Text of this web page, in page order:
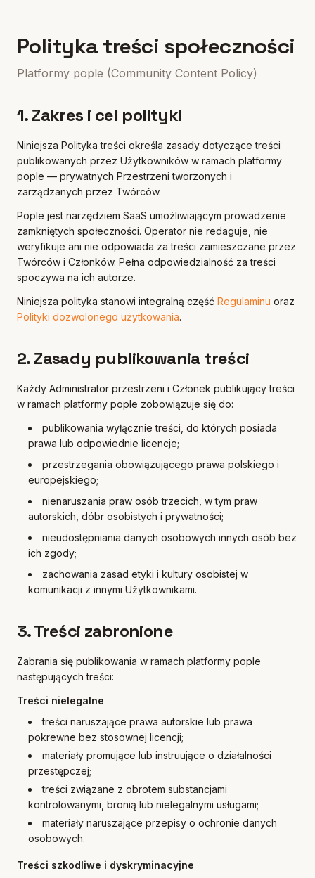
Polityka treści społeczności
Platformy pople (Community Content Policy)
1. Zakres i cel polityki
Niniejsza Polityka treści określa zasady dotyczące treści
publikowanych przez Użytkowników w ramach platformy
pople — prywatnych Przestrzeni tworzonych i
zarządzanych przez Twórców.
Pople jest narzędziem SaaS umożliwiającym prowadzenie
zamkniętych społeczności. Operator nie redaguje, nie
weryfikuje ani nie odpowiada za treści zamieszczane przez
Twórców i Członków. Pełna odpowiedzialność za treści
spoczywa na ich autorze.
Niniejsza polityka stanowi integralną część Regulaminu oraz
Polityki dozwolonego użytkowania.
2. Zasady publikowania treści
Każdy Administrator przestrzeni i Członek publikujący treści
w ramach platformy pople zobowiązuje się do:
publikowania wyłącznie treści, do których posiada
prawa lub odpowiednie licencje;
przestrzegania obowiązującego prawa polskiego i
europejskiego;
nienaruszania praw osób trzecich, w tym praw
autorskich, dóbr osobistych i prywatności;
nieudostępniania danych osobowych innych osób bez
ich zgody;
zachowania zasad etyki i kultury osobistej w
komunikacji z innymi Użytkownikami.
3. Treści zabronione
Zabrania się publikowania w ramach platformy pople
następujących treści:
Treści nielegalne
treści naruszające prawa autorskie lub prawa
pokrewne bez stosownej licencji;
materiały promujące lub instruujące o działalności
przestępczej;
treści związane z obrotem substancjami
kontrolowanymi, bronią lub nielegalnymi usługami;
materiały naruszające przepisy o ochronie danych
osobowych.
Treści szkodliwe i dyskryminacyjne